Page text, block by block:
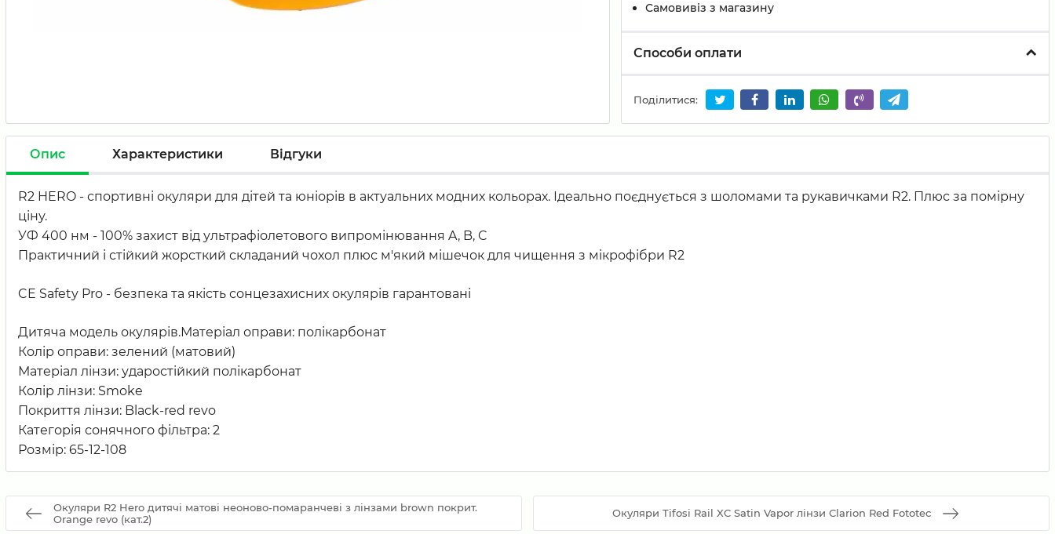
Самовивіз з магазину
Способи оплати
Поділитися:
Опис Характеристики Відгуки
R2 HERO - спортивні окуляри для дітей та юніорів в актуальних модних кольорах. Ідеально поєднується з шоломами та рукавичками R2. Плюс за помірну
ціну.
УФ 400 нм - 100% захист від ультрафіолетового випромінювання A, B, C
Практичний і стійкий жорсткий складаний чохол плюс м'який мішечок для чищення з мікрофібри R2
CE Safety Pro - безпека та якість сонцезахисних окулярів гарантовані
Дитяча модель окулярів.Матеріал оправи: полікарбонат
Колір оправи: зелений (матовий)
Матеріал лінзи: ударостійкий полікарбонат
Колір лінзи: Smoke
Покриття лінзи: Black-red revo
Категорія сонячного фільтра: 2
Розмір: 65-12-108
Окуляри R2 Hero дитячі матові неоново-помаранчеві з лінзами brown покрит.
Orange revo (кат.2)
Окуляри Tifosi Rail XC Satin Vapor лінзи Clarion Red Fototec